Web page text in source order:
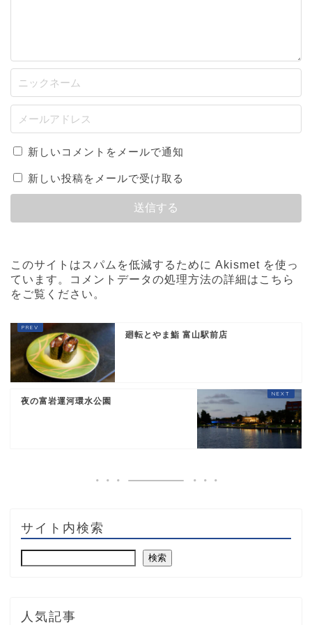
新しいコメントをメールで通知
新しい投稿をメールで受け取る
このサイトはスパムを低減するために Akismet を使っ
ています。
コメントデータの処理方法の詳細はこちら
をご覧ください 。
廻転とやま鮨 富山駅前店
夜の富岩運河環水公園
サイト内検索
検索
人気記事